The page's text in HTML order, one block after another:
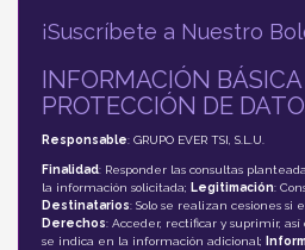
¡Suscríbete a Nuestro
INFORMACIÓN BÁSICA
PROTECCIÓN DE
Responsable: GRUPO EVER TSI, S.L.U.
Finalidad: Responder las consultas
la información solicitada; Legitimación:
Destinatarios: Solo se realizan cesiones si
Derechos: Acceder, rectificar y suprimir, así
se indica en la información adicional;